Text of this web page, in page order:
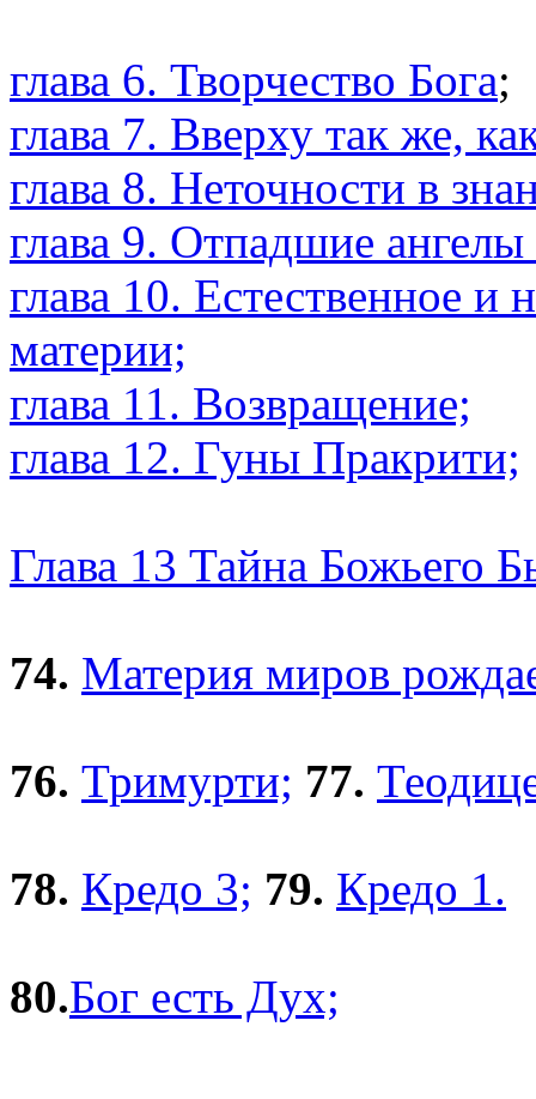
глава 6. Творчество Бога;
глава 7. Вверху так же,
глава 8. Неточности в
глава 9. Отпадшие
глава 10. Естественное и
материи;
глава 11. Возвращение;
глава 12. Гуны Пракрити;
Глава 13 Тайна Божьего
74. Материя миров
76. Тримурти; 77.
78. Кредо 3; 79. Кредо 1.
80.Бог есть Дух;